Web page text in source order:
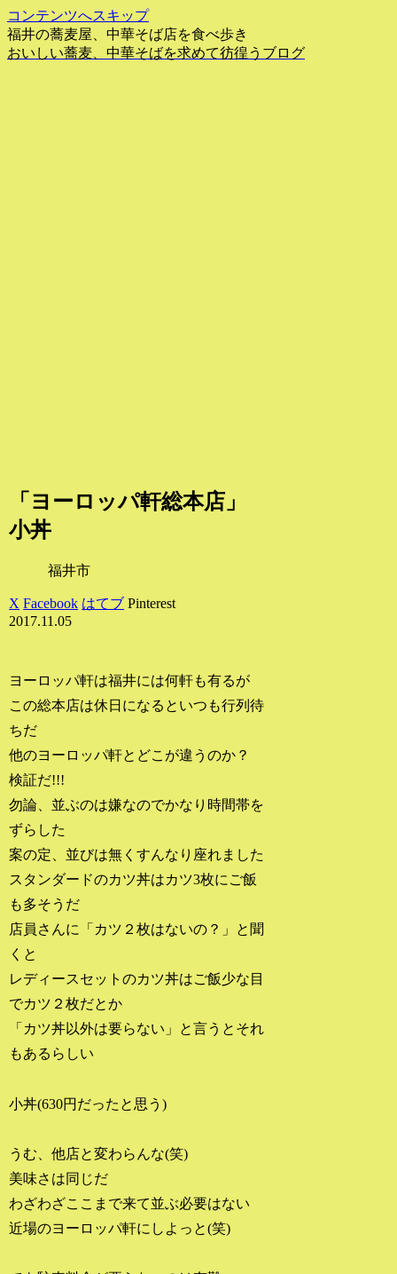
コンテンツへスキップ
福井の蕎麦屋、中華そば店を食べ歩き
おいしい蕎麦、中華そばを求めて彷徨うブログ
「ヨーロッパ軒総本店」
小丼
福井市
X Facebook はてブ Pinterest
2017.11.05
ヨーロッパ軒は福井には何軒も有るが
この総本店は休日になるといつも行列待
ちだ
他のヨーロッパ軒とどこが違うのか？
検証だ!!!
勿論、並ぶのは嫌なのでかなり時間帯を
ずらした
案の定、並びは無くすんなり座れました
スタンダードのカツ丼はカツ3枚にご飯
も多そうだ
店員さんに「カツ２枚はないの？」と聞
くと
レディースセットのカツ丼はご飯少な目
でカツ２枚だとか
「カツ丼以外は要らない」と言うとそれ
もあるらしい
小丼(630円だったと思う)
うむ、他店と変わらんな(笑)
美味さは同じだ
わざわざここまで来て並ぶ必要はない
近場のヨーロッパ軒にしよっと(笑)